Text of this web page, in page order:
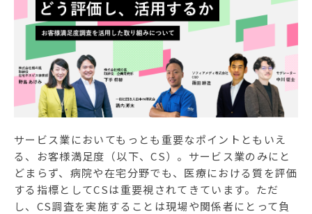
連載
ソフィアメディアについて
訪問看護ステーション一覧
お問合せ
採用情報
サービス業においてもっとも重要なポイントともいえ
る、お客様満足度（以下、CS）。サービス業のみにと
どまらず、病院や在宅分野でも、医療における質を評価
する指標としてCSは重要視されてきています。ただ
し、CS調査を実施することは現場や関係者にとって負